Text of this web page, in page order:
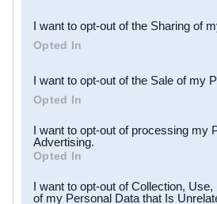
Downstream Participants
third parties.
I want to opt-out of the Sharing of
Opted In
I want to opt-out of the Sale of my
Opted In
I want to opt-out of processing my
Advertising.
Opted In
I want to opt-out of Collection,
of my Personal Data that Is